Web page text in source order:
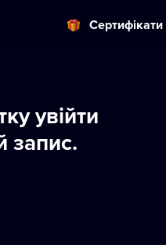
Cертифікати
увiйти
запис.